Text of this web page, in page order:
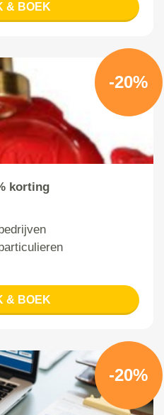
& BOEK
-20%
korting
& BOEK
-20%